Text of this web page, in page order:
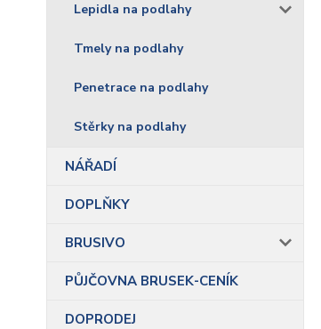
Lepidla na podlahy
Tmely na podlahy
Penetrace na podlahy
Stěrky na podlahy
NÁŘADÍ
DOPLŇKY
BRUSIVO
PŮJČOVNA BRUSEK-CENÍK
DOPRODEJ